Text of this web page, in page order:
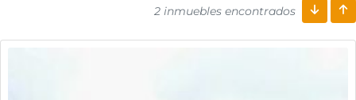
2 inmuebles encontrados